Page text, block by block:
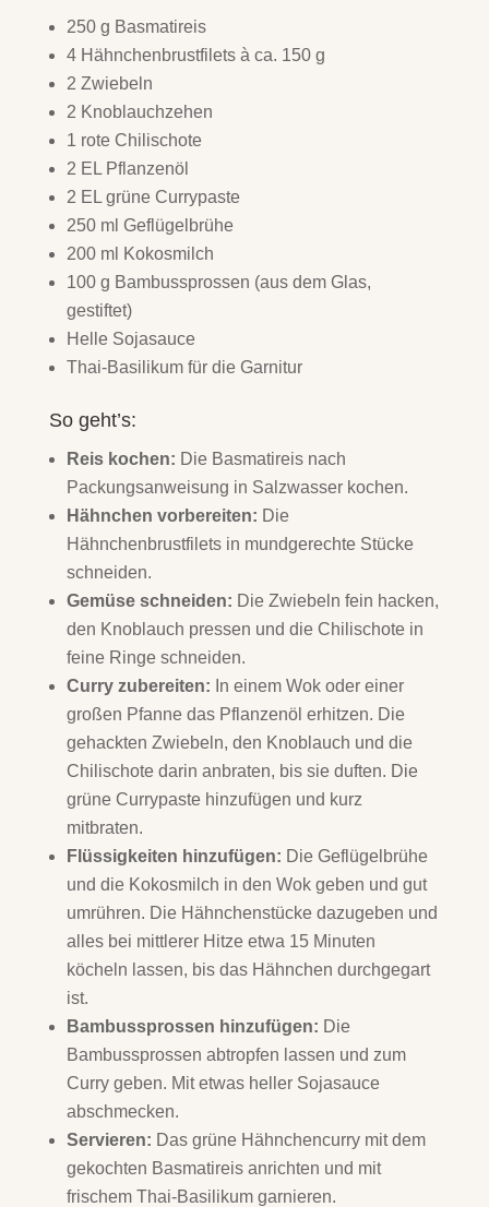
250 g Basmatireis
4 Hähnchenbrustfilets à ca. 150 g
2 Zwiebeln
2 Knoblauchzehen
1 rote Chilischote
2 EL Pflanzenöl
2 EL grüne Currypaste
250 ml Geflügelbrühe
200 ml Kokosmilch
100 g Bambussprossen (aus dem Glas,
gestiftet)
Helle Sojasauce
Thai-Basilikum für die Garnitur
So geht’s:
Reis kochen: Die Basmatireis nach
Packungsanweisung in Salzwasser kochen.
Hähnchen vorbereiten: Die
Hähnchenbrustfilets in mundgerechte Stücke
schneiden.
Gemüse schneiden: Die Zwiebeln fein hacken,
den Knoblauch pressen und die Chilischote in
feine Ringe schneiden.
Curry zubereiten: In einem Wok oder einer
großen Pfanne das Pflanzenöl erhitzen. Die
gehackten Zwiebeln, den Knoblauch und die
Chilischote darin anbraten, bis sie duften. Die
grüne Currypaste hinzufügen und kurz
mitbraten.
Flüssigkeiten hinzufügen: Die Geflügelbrühe
und die Kokosmilch in den Wok geben und gut
umrühren. Die Hähnchenstücke dazugeben und
alles bei mittlerer Hitze etwa 15 Minuten
köcheln lassen, bis das Hähnchen durchgegart
ist.
Bambussprossen hinzufügen: Die
Bambussprossen abtropfen lassen und zum
Curry geben. Mit etwas heller Sojasauce
abschmecken.
Servieren: Das grüne Hähnchencurry mit dem
gekochten Basmatireis anrichten und mit
frischem Thai-Basilikum garnieren.